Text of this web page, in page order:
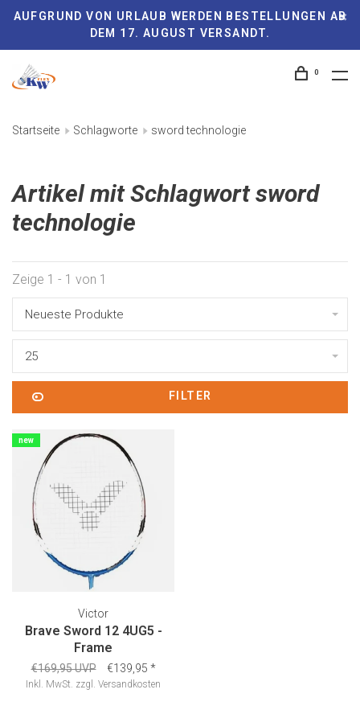
AUFGRUND VON URLAUB WERDEN BESTELLUNGEN AB
DEM 17. AUGUST VERSANDT.
0
Startseite Schlagworte sword technologie
Artikel mit Schlagwort sword
technologie
Zeige 1 - 1 von 1
Neueste Produkte
25
FILTER
new
Victor
Brave Sword 12 4UG5 -
Frame
€169,95 UVP €139,95 *
Inkl. MwSt. zzgl. Versandkosten